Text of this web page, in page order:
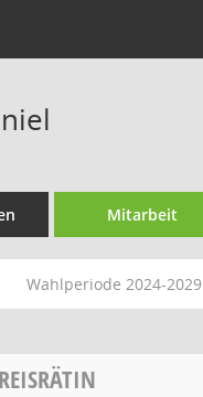
Mitarbeit
Wahlperiode 2024-2029